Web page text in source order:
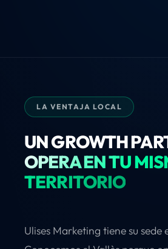
LA VENTAJA LOCAL
UN GROWTH
OPERA EN TU
TERRITORIO
Ulises Marketing tiene su sede